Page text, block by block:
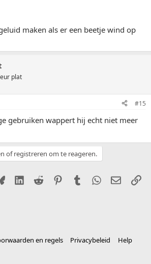
maken als er een beetje wind op
plat
#15
gebruiken wappert hij echt niet meer
of registreren om te reageren.
BlueskyLinkedIn
Reddit PinterestTumblr WhatsApp
E-mail
en regels Privacybeleid
Help